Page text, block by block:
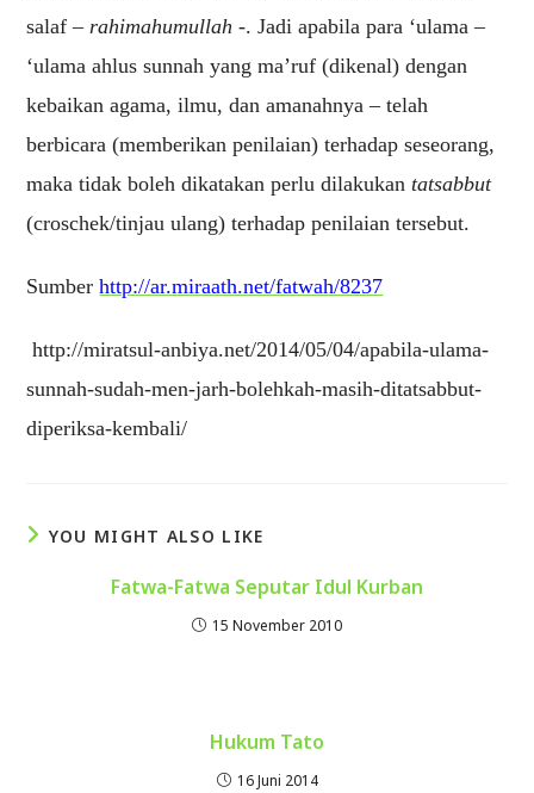
salaf –rahimahumullah-. Jadi apabila para ‘ulama –
‘ulama ahlus sunnah yang ma’ruf (dikenal) dengan
kebaikan agama, ilmu, dan amanahnya – telah
berbicara (memberikan penilaian) terhadap seseorang,
maka tidak boleh dikatakan perlu dilakukantatsabbut
(croschek/tinjau ulang) terhadap penilaian tersebut.
Sumberhttp://ar.miraath.net/fatwah/8237
http://miratsul-anbiya.net/2014/05/04/apabila-ulama-
sunnah-sudah-men-jarh-bolehkah-masih-ditatsabbut-
diperiksa-kembali/
YOU MIGHT ALSO LIKE
Fatwa-Fatwa Seputar Idul Kurban
15 November 2010
Hukum Tato
16 Juni 2014